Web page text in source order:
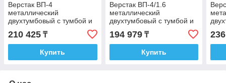
Верстак ВП-4
металлический
двухтумбовый с тумбой и
драйвером
210 425 ₸
Купить
Верстак ВП-4/1.6
металлический
двухтумбовый с тумбой и
драйвером
194 979₸
Купить